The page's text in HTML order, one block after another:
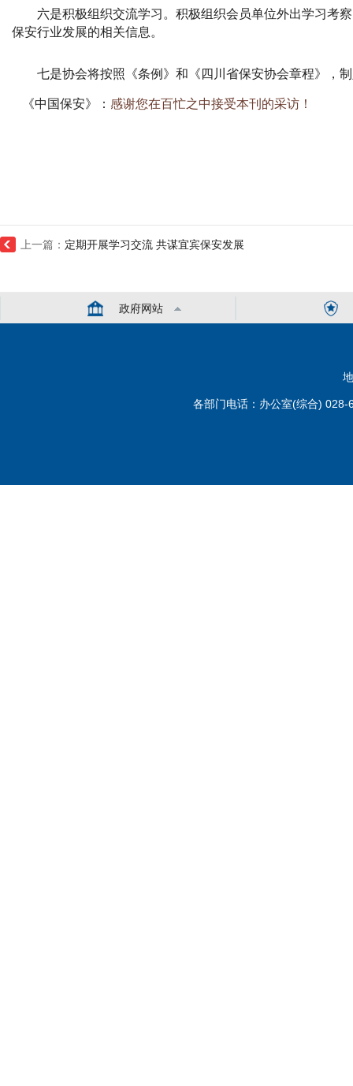
六是积极组织交流学习。积极组织会员单位外出学习考
保安行业发展的相关信息。
七是协会将按照《条例》和《四川省保安协会章程》，
《中国保安》： 感谢您在百忙之中接受本刊的采访！
上一篇： 定期开展学习交流 共谋宜宾保安发展
政府网站
各部门电话：办公室(综合)